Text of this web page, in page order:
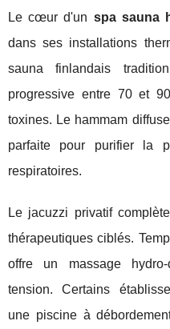
Le cœur d'un spa sauna
dans ses installations
sauna finlandais
progressive entre 70 et
toxines. Le hammam
parfaite pour purifier la
respiratoires.
Le jacuzzi privatif
thérapeutiques ciblés.
offre un massage
tension. Certains
une piscine à